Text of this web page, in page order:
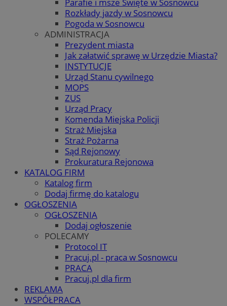
Rozkłady jazdy w Sosnowcu
Pogoda w Sosnowcu
ADMINISTRACJA
Prezydent miasta
Jak załatwić sprawę w Urzędzie Miasta?
INSTYTUCJE
Urząd Stanu cywilnego
MOPS
ZUS
Urząd Pracy
Komenda Miejska Policji
Straż Miejska
Straż Pożarna
Sąd Rejonowy
Prokuratura Rejonowa
KATALOG FIRM
Katalog firm
Dodaj firmę do katalogu
OGŁOSZENIA
OGŁOSZENIA
Dodaj ogłoszenie
POLECAMY
Protocol IT
Pracuj.pl - praca w Sosnowcu
PRACA
Pracuj.pl dla firm
REKLAMA
WSPÓŁPRACA